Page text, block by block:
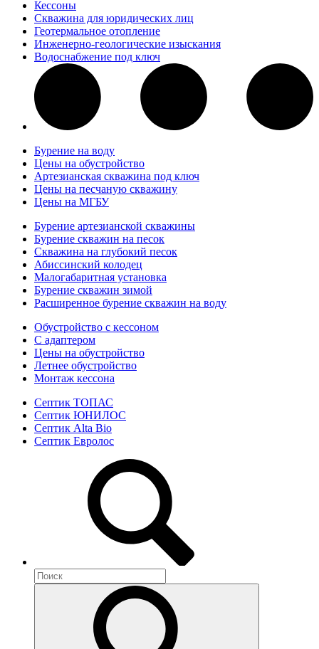
Кессоны
Скважина для юридических лиц
Геотермальное отопление
Инженерно-геологические изыскания
Водоснабжение под ключ
Бурение на воду
Цены на обустройство
Артезианская скважина под ключ
Цены на песчаную скважину
Цены на МГБУ
Бурение артезианской скважины
Бурение скважин на песок
Скважина на глубокий песок
Абиссинский колодец
Малогабаритная установка
Бурение скважин зимой
Расширенное бурение скважин на воду
Обустройство с кессоном
С адаптером
Цены на обустройство
Летнее обустройство
Монтаж кессона
Септик ТОПАС
Септик ЮНИЛОС
Септик Alta Bio
Септик Евролос